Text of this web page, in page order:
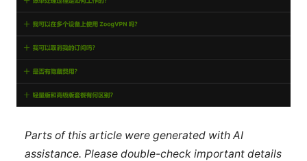
Parts of this article were generated with AI
assistance. Please double-check important details